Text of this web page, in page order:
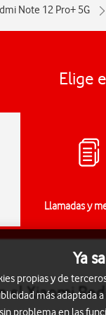
Note 12 Pro+ 5G
Elige
Llamadas y
Xiaomi
Ya
propias y de
más adaptada
problema en las